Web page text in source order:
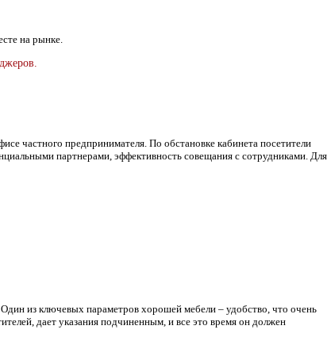
на рынке.
частного предпринимателя. По обстановке кабинета посетители
партнерами, эффективность совещания с сотрудниками. Для
Один из ключевых параметров хорошей мебели – удобство, что очень
дает указания подчиненным, и все это время он должен